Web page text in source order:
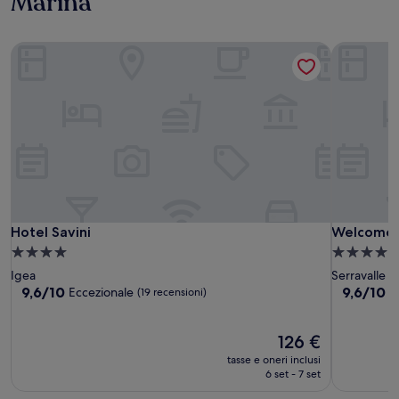
Hotel Savini
Hotel Savini
Struttura
a
4.0
Igea
9.6
9,6/10 Eccezionale (19 recensioni)
Il
prezzo
attuale
126 €
tasse e oneri inclusi
6 set - 7 set
Welcome
Struttura
a
4.0
Serravalle
9.6
9,6/10